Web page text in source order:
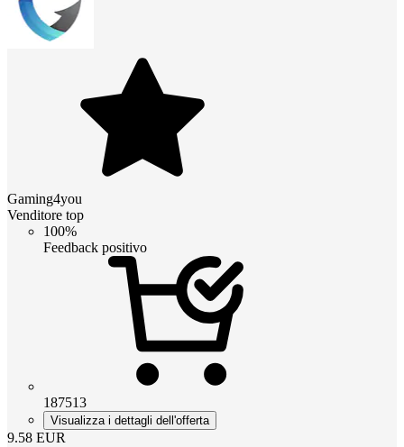
Gaming4you
Venditore top
100%
Feedback positivo
187513
Visualizza i dettagli dell'offerta
9.58 EUR